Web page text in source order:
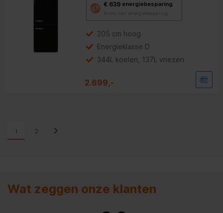
€ 639 energiebesparing
Brons voor energiebesparing
deze
Youreko’s
voor
energiebesparing.
205 cm hoog
Energieklasse D
344L koelen, 137L vriezen
2.699,-
1 2
Wat zeggen onze klanten